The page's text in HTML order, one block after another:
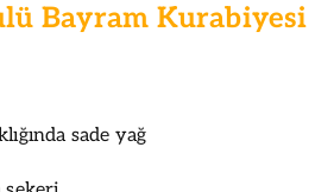
Bayram Kurabiyesi
sade yağ